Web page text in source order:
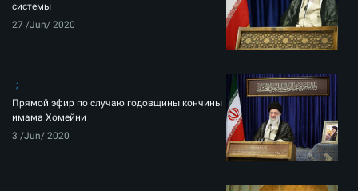
системы
27 /Jun/ 2020
Прямой эфир по случаю годовщины кончины
имама Хомейни
3 /Jun/ 2020